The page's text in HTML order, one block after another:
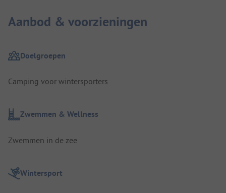
Aanbod & voorzieningen
Doelgroepen
Camping voor wintersporters
Zwemmen & Wellness
Zwemmen in de zee
Wintersport